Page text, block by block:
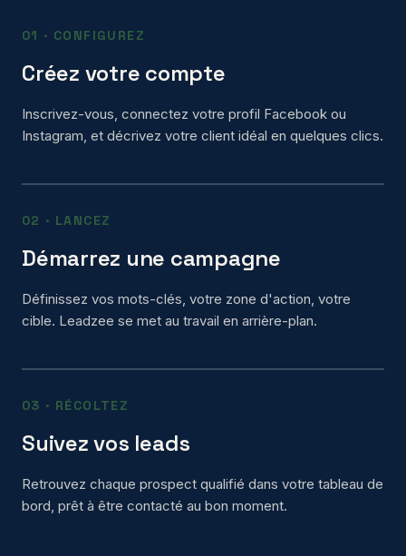
01 · CONFIGUREZ
Créez votre compte
Inscrivez-vous, connectez votre profil Facebook ou
Instagram, et décrivez votre client idéal en quelques clics.
02 · LANCEZ
Démarrez une campagne
Définissez vos mots-clés, votre zone d'action, votre
cible. Leadzee se met au travail en arrière-plan.
03 · RÉCOLTEZ
Suivez vos leads
Retrouvez chaque prospect qualifié dans votre tableau de
bord, prêt à être contacté au bon moment.